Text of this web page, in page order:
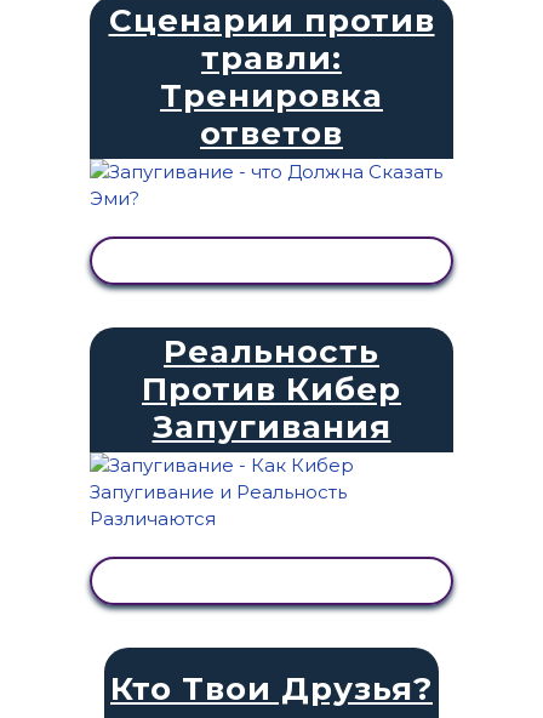
Сценарии против
травли:
Тренировка
ответов
Реальность
Против Кибер
Запугивания
Кто Твои Друзья?